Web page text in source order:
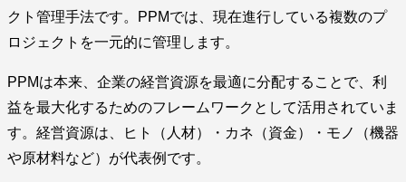
クト管理手法です。PPMでは、現在進行している複数のプ
ロジェクトを一元的に管理します。
PPMは本来、企業の経営資源を最適に分配することで、利
益を最大化するためのフレームワークとして活用されていま
す。経営資源は、ヒト（人材）・カネ（資金）・モノ（機器
や原材料など）が代表例です。